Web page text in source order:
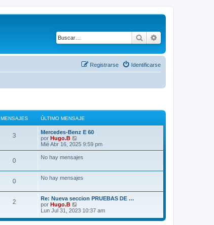
Buscar
Identificarse
Registrarse
MENSAJES ÚLTIMO MENSAJE
3
Mercedes-Benz E 60
por Hugo.B
e
r
ú
i
m
m
e
s
j
Mié Abr 16, 2025 9:59 pm
0 No hay mensajes
0 No hay mensajes
2
Re: Nueva seccion PRUEBAS DE …
por Hugo.B
e
ú
Lun Jul 31, 2023 10:37 am